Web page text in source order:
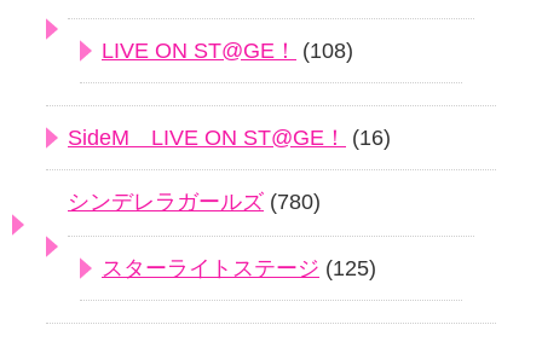
LIVE ON ST@GE！ (108)
SideM LIVE ON ST@GE！ (16)
シンデレラガールズ (780)
スターライトステージ (125)